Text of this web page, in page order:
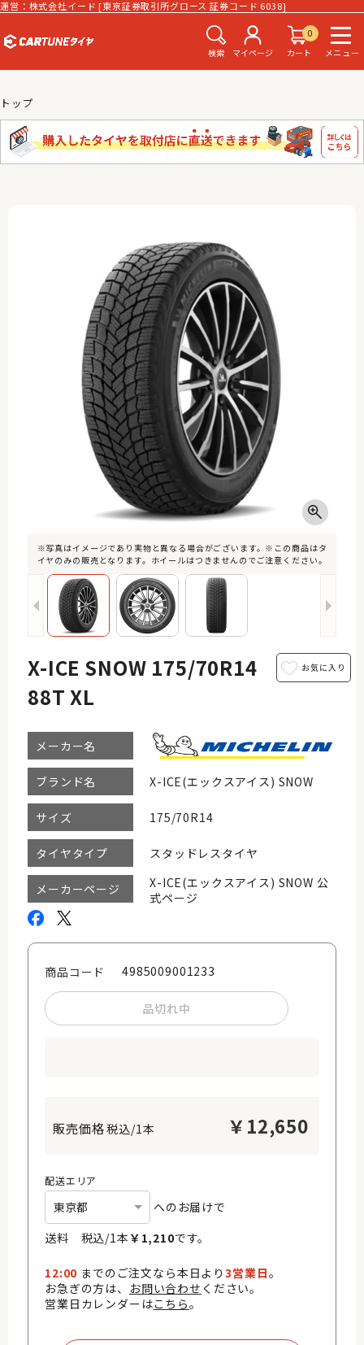
運営：株式会社イード [東京証券取引所グロース 証券コード 6038]
検索 マイページ
0
カート
メニュー
トップ
※写真はイメージであり実物と異なる場合がございます。※この商品はタ
イヤのみの販売となります。ホイールはつきませんのでご注意ください。
X-ICE SNOW 175/70R14
88T XL
メーカー名
ブランド名 X-ICE(エックスアイス) SNOW
サイズ 175/70R14
タイヤタイプ スタッドレスタイヤ
メーカーページ
X-ICE(エックスアイス) SNOW 公
式ページ
商品コード 4985009001233
品切れ中
税込/1本 ￥ 12,650
配送エリア
へのお届けで
送料 税込/1本 ￥ 1,210です。
12:00 までのご注文なら本日より3営業日。
お急ぎの方は、 お問い合わせ ください。
営業日カレンダーはこちら。